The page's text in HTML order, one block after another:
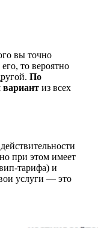
вы точно
то вероятно
По
из всех
при этом имеет
тарифа) и
услуги — это